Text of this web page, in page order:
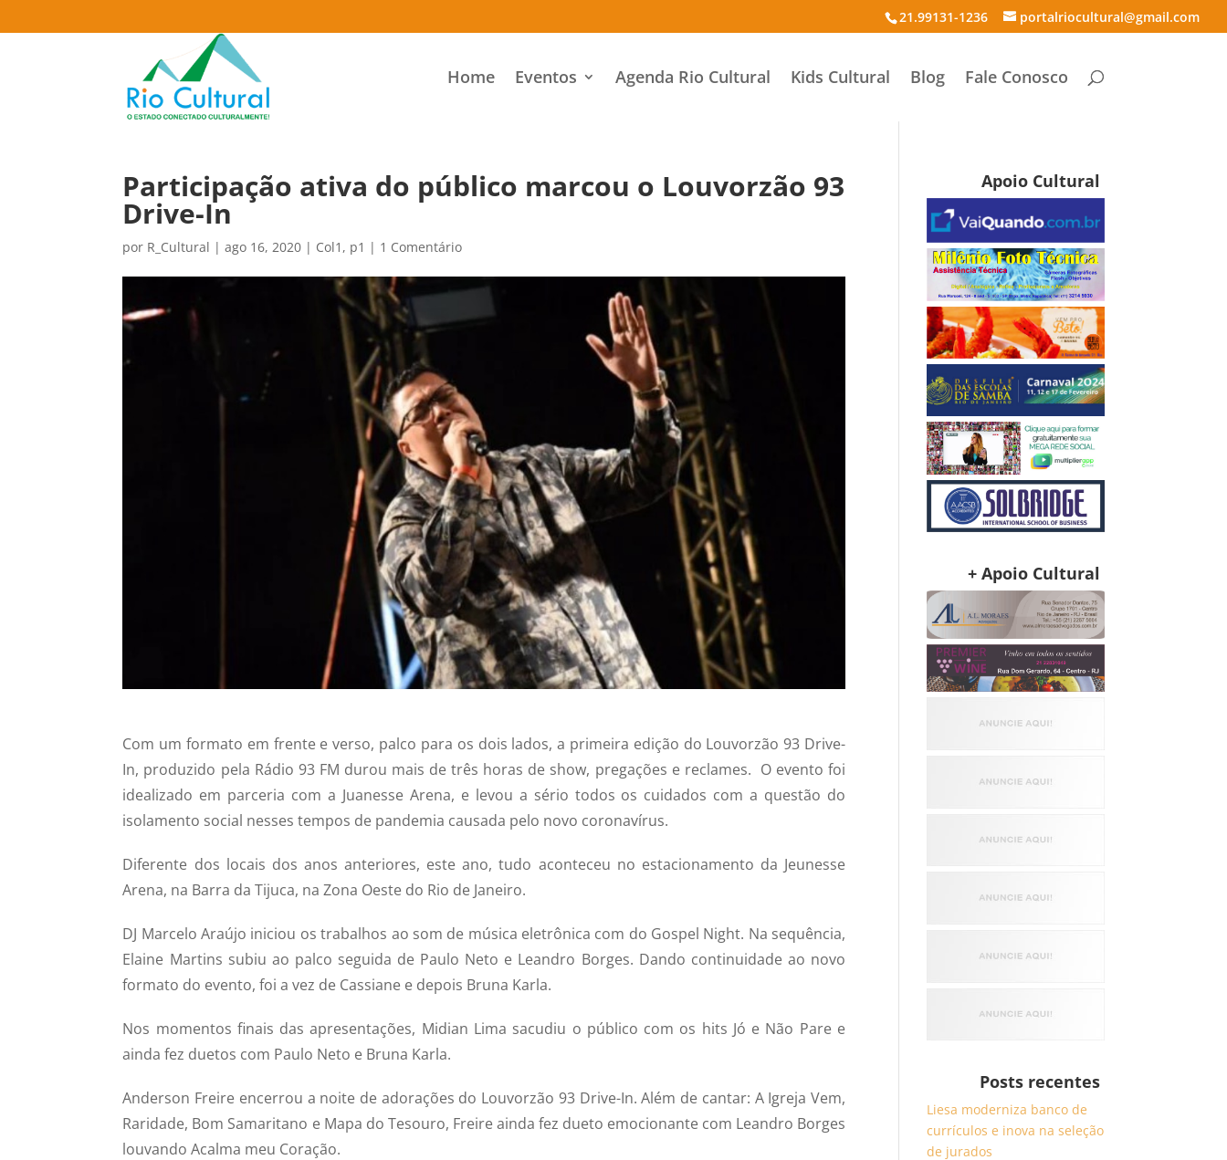
21.99131-1236 portalriocultural@gmail.com
Home Eventos Agenda Rio Cultural Kids Cultural Blog Fale Conosco
Participação ativa do público marcou o Louvorzão 93
Drive-In
por R_Cultural |ago 16, 2020 | Col1 , p1 | 1 Comentário
Com um formato em frente e verso, palco para os dois lados, a primeira edição do Louvorzão 93 Drive-
In, produzido pela Rádio 93 FM durou mais de três horas de show, pregações e reclames. O evento foi
idealizado em parceria com a Juanesse Arena, e levou a sério todos os cuidados com a questão do
isolamento social nesses tempos de pandemia causada pelo novo coronavírus.
Diferente dos locais dos anos anteriores, este ano, tudo aconteceu no estacionamento da Jeunesse
Arena, na Barra da Tijuca, na Zona Oeste do Rio de Janeiro.
DJ Marcelo Araújo iniciou os trabalhos ao som de música eletrônica com do Gospel Night. Na sequência,
Elaine Martins subiu ao palco seguida de Paulo Neto e Leandro Borges. Dando continuidade ao novo
formato do evento, foi a vez de Cassiane e depois Bruna Karla.
Nos momentos finais das apresentações, Midian Lima sacudiu o público com os hits Jó e Não Pare e
ainda fez duetos com Paulo Neto e Bruna Karla.
Anderson Freire encerrou a noite de adorações do Louvorzão 93 Drive-In. Além de cantar: A Igreja Vem,
Raridade, Bom Samaritano e Mapa do Tesouro, Freire ainda fez dueto emocionante com Leandro Borges
louvando Acalma meu Coração.
Apoio Cultural
+ Apoio Cultural
Posts recentes
Liesa moderniza banco de
currículos e inova na seleção
de jurados